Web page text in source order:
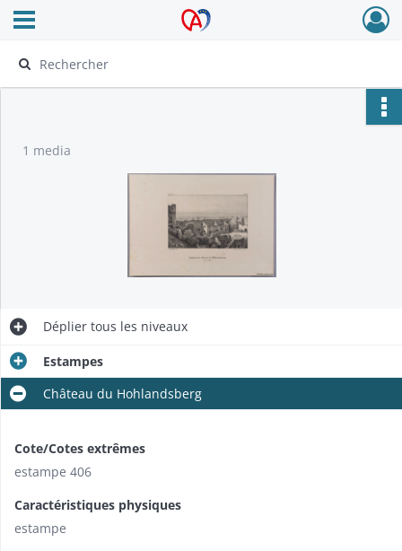
Archives Alsace - Colmar
Ouvrir le menu déroulant
1 media
Déplier tous les niveaux
Estampes
Château du Hohlandsberg
Cote/Cotes extrêmes
estampe 406
Caractéristiques physiques
estampe